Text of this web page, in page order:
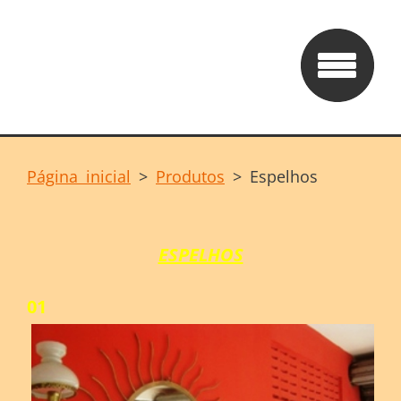
Página inicial > Produtos > Espelhos
ESPELHOS
01